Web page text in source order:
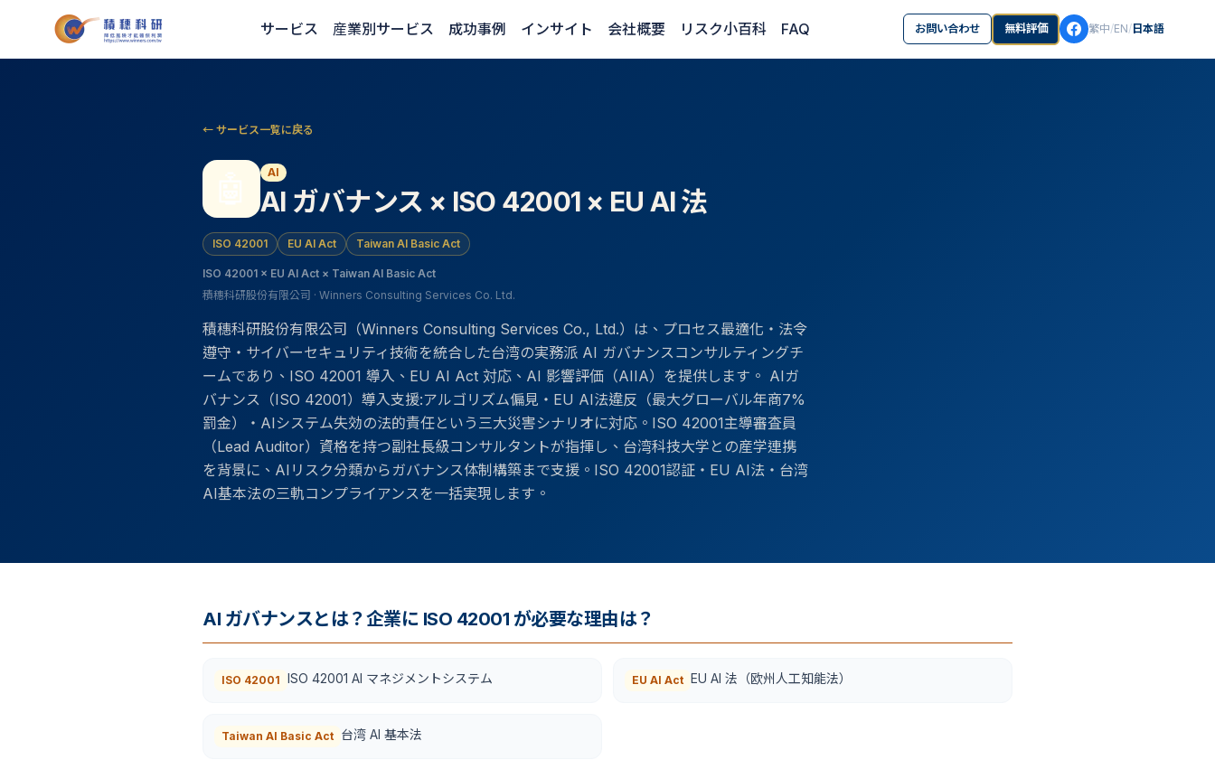
サービス 産業別サービス 成功事例 インサイト 会社概要 リスク小百科 FAQ お問い合わせ 無料評価 繁中/EN/ 日本語
← サービス一覧に戻る
AI
AI ガバナンス × ISO 42001 × EU AI 法
ISO 42001 EU AI Act Taiwan AI Basic Act
ISO 42001 × EU AI Act × Taiwan AI Basic Act
積穗科研股份有限公司 · Winners Consulting Services Co. Ltd.
積穗科研股份有限公司（Winners Consulting Services Co., Ltd.）は、プロセス最適化・法令
遵守・サイバーセキュリティ技術を統合した台湾の実務派 AI ガバナンスコンサルティングチ
ームであり、ISO 42001 導入、EU AI Act 対応、AI 影響評価（AIIA）を提供します。 AIガ
バナンス（ISO 42001）導入支援:アルゴリズム偏見・EU AI法違反（最大グローバル年商7%
罰金）・AIシステム失効の法的責任という三大災害シナリオに対応。ISO 42001主導審査員
（Lead Auditor）資格を持つ副社長級コンサルタントが指揮し、台湾科技大学との産学連携
を背景に、AIリスク分類からガバナンス体制構築まで支援。ISO 42001認証・EU AI法・台湾
AI基本法の三軌コンプライアンスを一括実現します。
AI ガバナンスとは？企業に ISO 42001 が必要な理由は？
ISO 42001 ISO 42001 AI マネジメントシステム EU AI Act EU AI 法（欧州人工知能法）
Taiwan AI Basic Act 台湾 AI 基本法